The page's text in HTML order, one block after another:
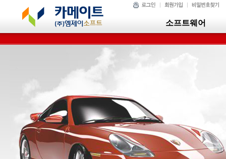
소프트웨어